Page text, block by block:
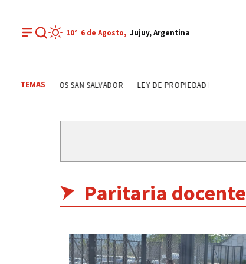
10° 6 de Agosto, Jujuy, Argentina
TEMAS
PREMIOS SAN SALVADOR LEY DE PROPIEDAD PRIVADA
Paritaria docente